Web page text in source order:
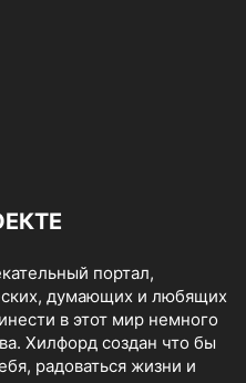
портал,
думающих и любящих
в этот мир немного
Хилфорд создан что бы
радоваться жизни и